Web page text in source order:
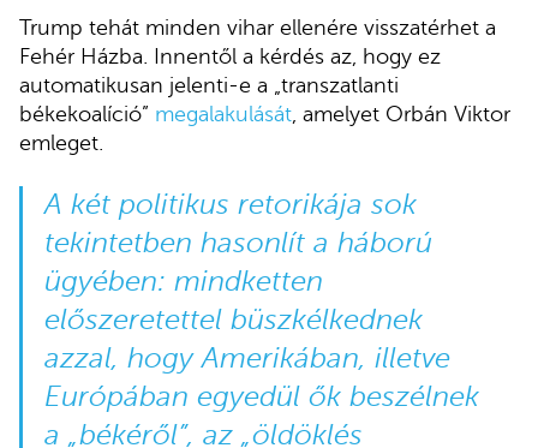
Trump tehát minden vihar ellenére visszatérhet a
Fehér Házba. Innentől a kérdés az, hogy ez
automatikusan jelenti-e a „transzatlanti
békekoalíció” megalakulását, amelyet Orbán Viktor
emleget.
A két politikus retorikája sok
tekintetben hasonlít a háború
ügyében: mindketten
előszeretettel büszkélkednek
azzal, hogy Amerikában, illetve
Európában egyedül ők beszélnek
a „békéről”, az „öldöklés